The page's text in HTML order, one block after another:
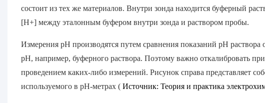
состоит из тех же материалов. Внутри зонда находится буферный
[H+] между эталонным буфером внутри зонда и раствором пробы.
Измерения pH производятся путем сравнения показаний pH
pH, например, буферного раствора. Поэтому важно откалибровать
проведением каких-либо измерений. Рисунок справа представляет
используемого в pH-метрах ( Источник: Теория и практика